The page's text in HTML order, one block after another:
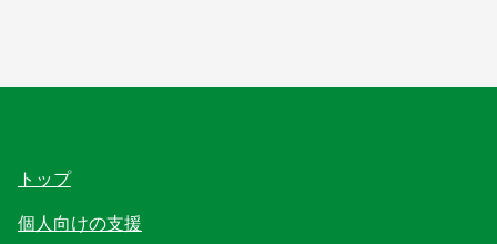
トップ
個人向けの支援